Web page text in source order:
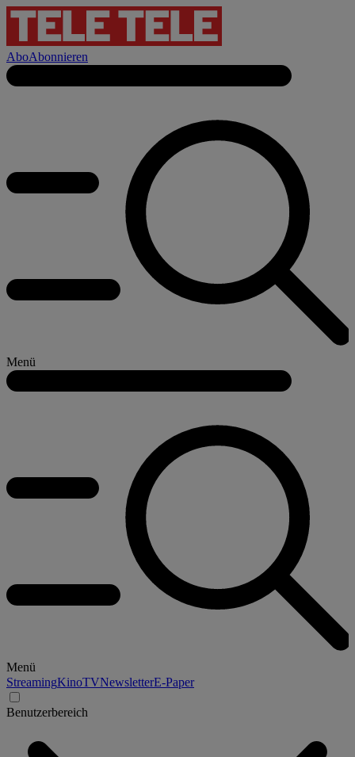
AboAbonnieren
Menü
Menü
StreamingKinoTVNewsletterE-Paper
Benutzerbereich